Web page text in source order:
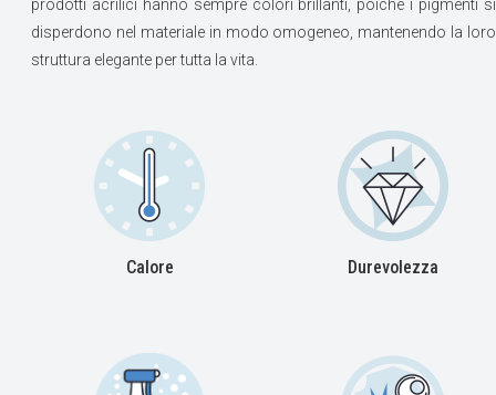
prodotti acrilici hanno sempre colori brillanti, poichè i pigmenti si
disperdono nel materiale in modo omogeneo, mantenendo la loro
struttura elegante per tutta la vita.
Calore Durevolezza